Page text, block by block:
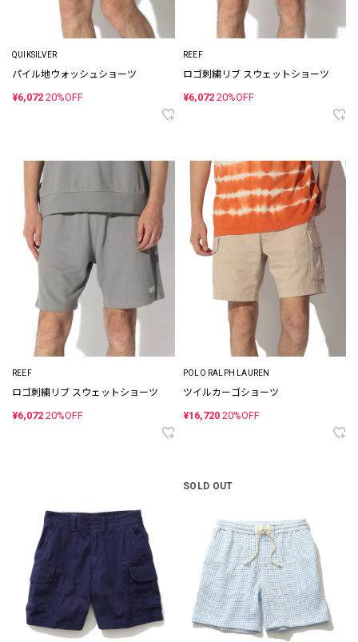
QUIKSILVER
パイル地ウォッシュショーツ
¥6,072 20%OFF
REEF
ロゴ刺繍リブ スウェットショーツ
¥6,072 20%OFF
REEF
ロゴ刺繍リブ スウェットショーツ
¥6,072 20%OFF
POLO RALPH LAUREN
ツイルカーゴショーツ
¥16,720 20%OFF
SOLD OUT